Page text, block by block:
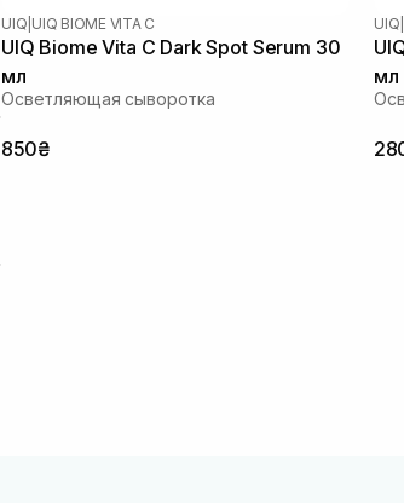
UIQ UIQ BIOME VITA C
UIQ Biome Vita C Dark Spot Serum 30
мл
Осветляющая сыворотка
850₴
UIQ
мл